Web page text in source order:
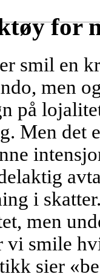
for
smil en
men
på
Men det
i
men
vi smile
sier